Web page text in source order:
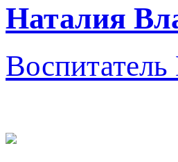
Наталия
Воспитатель